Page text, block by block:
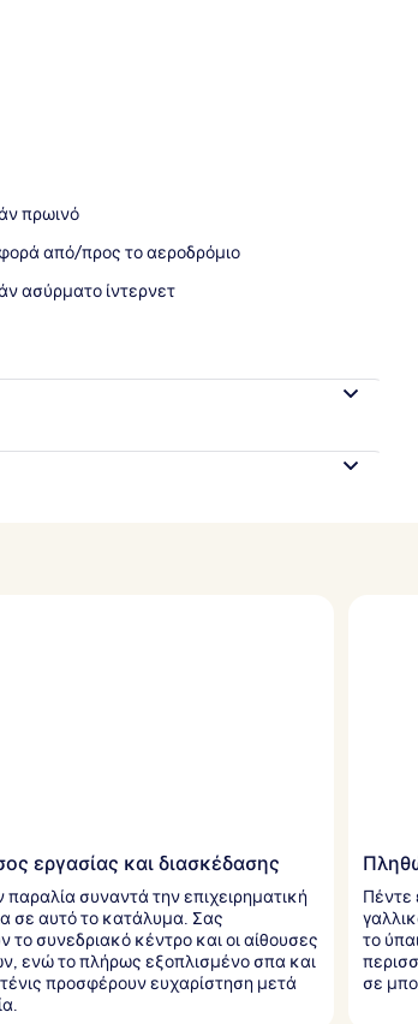
πρωινό
από/προς το αεροδρόμιο
ασύρματο ίντερνετ
εργασίας και διασκέδασης
παραλία συναντά την επιχειρηματική
σε αυτό το κατάλυμα. Σας
το συνεδριακό κέντρο και οι αίθουσες
ενώ το πλήρως εξοπλισμένο σπα και
προσφέρουν ευχαρίστηση μετά
Πέντε
το
σε